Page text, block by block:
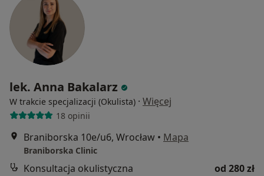
lek. Anna Bakalarz
W trakcie specjalizacji (Okulista) · Więcej
18 opinii
Braniborska 10e/u6, Wrocław • Mapa
Braniborska Clinic
Konsultacja okulistyczna
od 280 zł